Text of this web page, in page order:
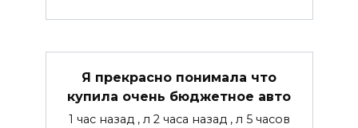
Я прекрасно понимала что
купила очень бюджетное авто
1 час назад , л 2 часа назад , л 5 часов